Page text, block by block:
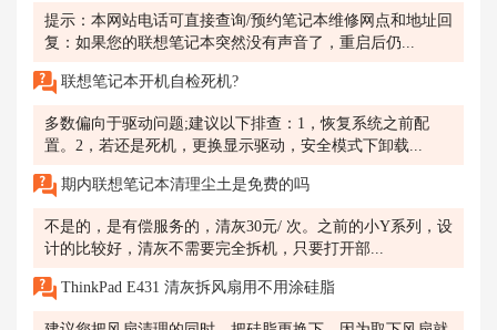
提示：本网站电话可直接查询/预约笔记本维修网点和地址回
复：如果您的联想笔记本突然没有声音了，重启后仍...
联想笔记本开机自检死机?
多数偏向于驱动问题;建议以下排查：1，恢复系统之前配
置。2，若还是死机，更换显示驱动，安全模式下卸载...
期内联想笔记本清理尘土是免费的吗
不是的，是有偿服务的，清灰30元/ 次。之前的小Y系列，设
计的比较好，清灰不需要完全拆机，只要打开部...
ThinkPad E431 清灰拆风扇用不用涂硅脂